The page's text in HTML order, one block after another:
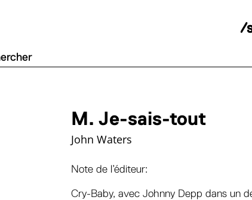
/
M. Je-sais-tout
John Waters
Note de l’éditeur:
Cry-Baby, avec Johnny Depp dans un